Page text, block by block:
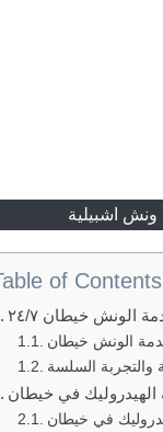
ونش اشبيلية
of Contents
الونش خيطان ٢٤/٧
الونش خيطان
والتجربة السلسة
في خيطان
في خيطان